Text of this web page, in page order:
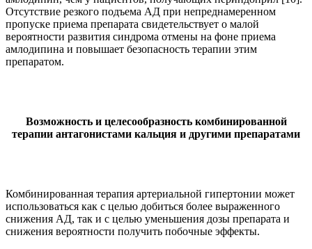
Отсутствие резкого подъема АД при непреднамеренном
пропуске приема препарата свидетельствует о малой
вероятности развития синдрома отмены на фоне приема
амлодипина и повышает безопасность терапии этим
препаратом.
Возможность и целесообразность комбинированной
терапии антагонистами кальция и другими препаратами
Комбинированная терапия артериальной гипертонии может
использоваться как с целью добиться более выраженного
снижения АД, так и с целью уменьшения дозы препарата и
снижения вероятности получить побочные эффекты.